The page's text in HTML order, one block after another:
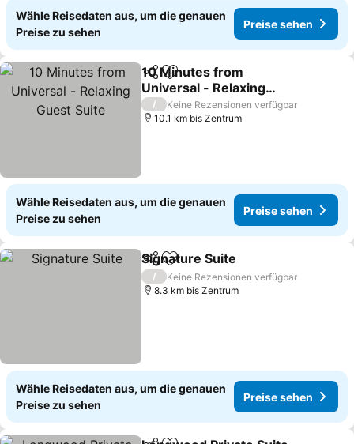
Wähle Reisedaten aus, um die genauen
Preise zu sehen
Preise sehen
TeilenZu Favoriten hinzufügen
10 Minutes from
Universal - Relaxing
Guest Suite
Preise sehen
/
Keine Rezensionen verfügbar
10.1 km bis Zentrum
Wähle Reisedaten aus, um die genauen
Preise zu sehen
Preise sehen
TeilenZu Favoriten hinzufügen
Signature Suite
/
Keine Rezensionen verfügbar
8.3 km bis Zentrum
Wähle Reisedaten aus, um die genauen
Preise zu sehen
Preise sehen